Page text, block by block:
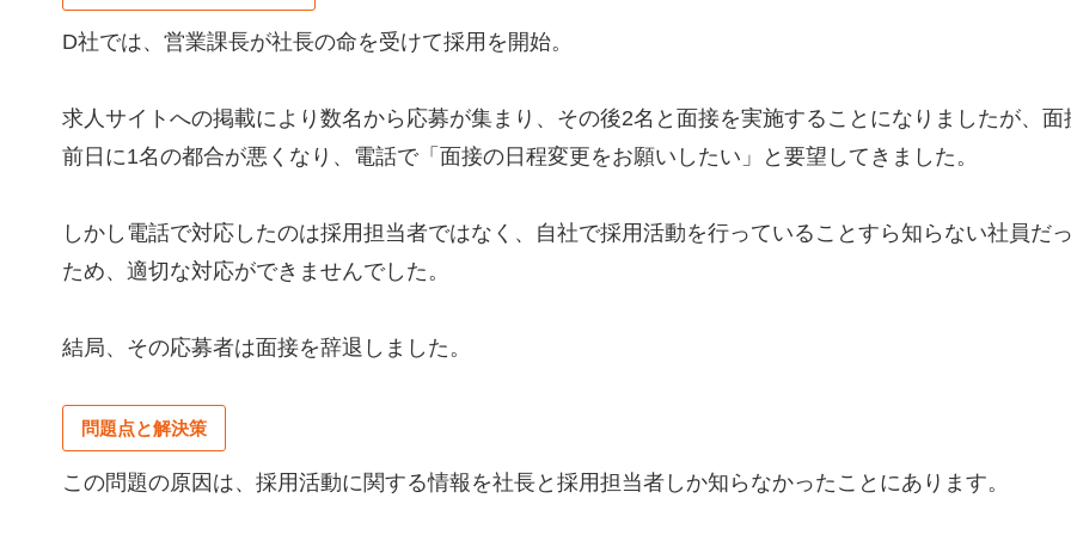
D社では、営業課長が社長の命を受けて採用を開始。
求人サイトへの掲載により数名から応募が集まり、その後2名と面接を実施することになりましたが、面
前日に1名の都合が悪くなり、電話で「面接の日程変更をお願いしたい」と要望してきました。
しかし電話で対応したのは採用担当者ではなく、自社で採用活動を行っていることすら知らない社員だ
ため、適切な対応ができませんでした。
結局、その応募者は面接を辞退しました。
問題点と解決策
この問題の原因は、採用活動に関する情報を社長と採用担当者しか知らなかったことにあります。